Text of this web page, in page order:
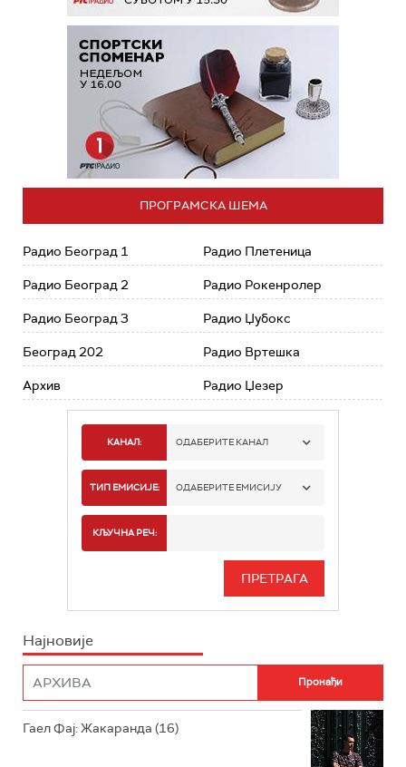
ПРОГРАМСКА ШЕМА
Радио Београд 1
Радио Београд 2
Радио Београд 3
Београд 202
Архив
Радио Плетеница
Радио Рокенролер
Радио Џубокс
Радио Вртешка
Радио Џезер
КАНАЛ: ОДАБЕРИТЕ КАНАЛ
РАДИО БЕОГРАД 1
РАДИО БЕОГРАД 3
РАДИО РОКЕНРОЛЕР
ТИП ЕМИСИЈЕ: ОДАБЕРИТЕ ЕМИСИЈУ
ИНФО
КЉУЧНА РЕЧ:
Најновије
Гаел Фај: Жакаранда (16)